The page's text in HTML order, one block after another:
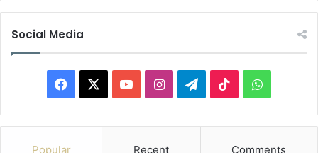
Social Media
a
o
I
n
e
i
W
h
Popular Recent Comments